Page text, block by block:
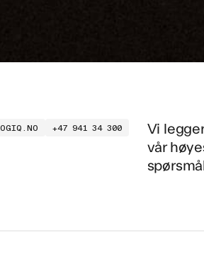
Vi
vår
+47 941 34 300